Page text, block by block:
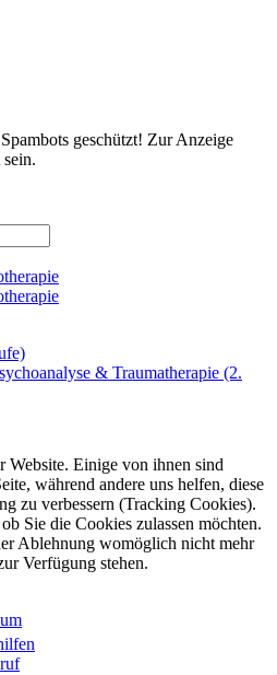
geschützt! Zur Anzeige
& Traumatherapie (2.
Website. Einige von ihnen sind
während andere uns helfen, diese
zu verbessern (Tracking Cookies).
Sie die Cookies zulassen möchten.
Ablehnung womöglich nicht mehr
Verfügung stehen.